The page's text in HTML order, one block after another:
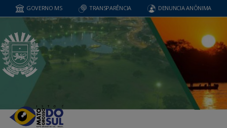
GOVERNO MS TRANSPARÊNCIA DENUNCIA ANÔNIMA